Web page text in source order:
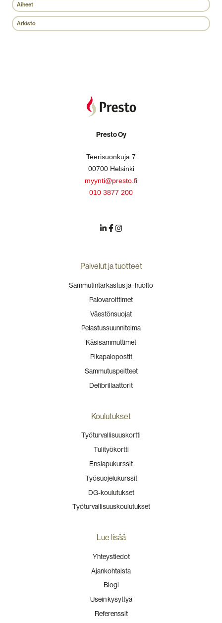
Aiheet
Arkisto
Presto Oy
Teerisuonkuja 7
00700 Helsinki
myynti@presto.fi
010 3877 200
Palvelut ja tuotteet
Sammutintarkastus ja -huolto
Palovaroittimet
Väestönsuojat
Pelastussuunnitelma
Käsisammuttimet
Pikapalopostit
Sammutuspeitteet
Defibrillaattorit
Koulutukset
Työturvallisuuskortti
Tulityökortti
Ensiapukurssit
Työsuojelukurssit
DG-koulutukset
Työturvallisuuskoulutukset
Lue lisää
Yhteystiedot
Ajankohtaista
Blogi
Usein kysyttyä
Referenssit